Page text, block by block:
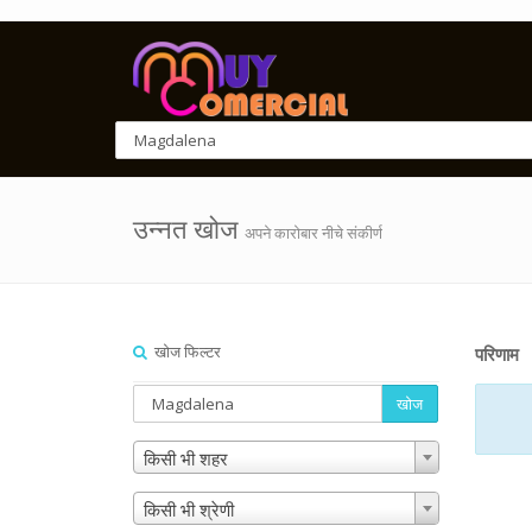
उन्नत खोज अपने कारोबार नीचे संकीर्ण
खोज फिल्टर
खोज
किसी भी शहर
किसी भी श्रेणी
परिणाम